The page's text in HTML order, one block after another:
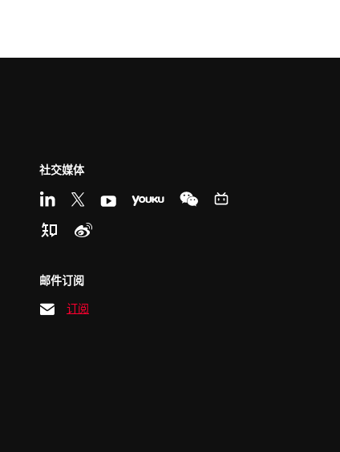
社交媒体
邮件订阅
订阅